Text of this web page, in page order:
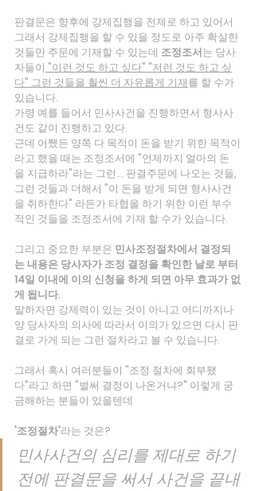
판결문은 향후에 강제집행을 전제로 하고 있어서
그래서 강제집행을 할 수 있을 정도로 아주 확실한
것들만 주문에 기재할 수 있는데 조정조서는 당사
자들이 "이런 것도 하고 싶다" "저런 것도 하고 싶
다" 그런 것들을 훨씬 더 자유롭게 기재를 할 수가
있습니다.
가령 예를 들어서 민사사건을 진행하면서 형사사
건도 같이 진행하고 있다.
근데 어쨌든 양쪽 다 목적이 돈을 받기 위한 목적이
라고 했을 때는 조정조서에 "언제까지 얼마의 돈
을 지급하라"라는 그런... 판결주문에 나오는 것들,
그런 것들과 더해서 "이 돈을 받게 되면 형사사건
을 취하한다" 라든가 타협을 하기 위한 이런 부수
적인 것들을 조정조서에 기재 할 수가 있습니다.
그리고 중요한 부분은 민사조정절차에서 결정되
는 내용은 당사자가 조정 결정을 확인한 날로 부터
14일 이내에 이의 신청을 하게 되면 아무 효과가 없
게 됩니다.
말하자면 강제력이 있는 것이 아니고 어디까지나
양 당사자의 의사에 따라서 이의가 있으면 다시 판
결로 가게 되는 그런 절차라고 볼 수 있습니다.
그래서 혹시 여러분들이 "조정 절차에 회부됐
다"라고 하면 "벌써 결정이 나온거냐?" 이렇게 궁
금해하는 분들이 있을텐데
'조정절차'라는 것은?
민사사건의 심리를 제대로 하기
전에 판결문을 써서 사건을 끝내